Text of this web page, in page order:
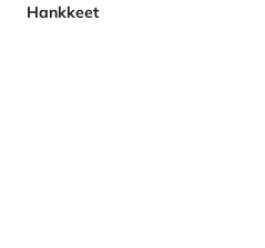
Hankkeet